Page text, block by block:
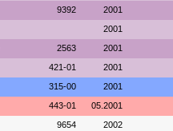
9392 2001
2001
2563 2001
421-01 2001
315-00 2001
443-01 05.2001
9654 2002